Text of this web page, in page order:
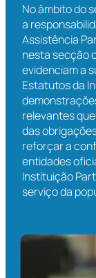
No âmbito do
a
Assistência
nesta secção
evidenciam a
Estatutos da
relevantes
das
reforçar a
entidades
Instituição
serviço da